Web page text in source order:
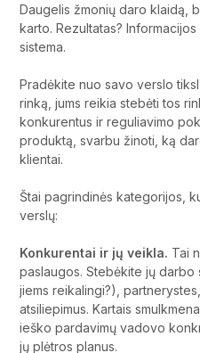
Daugelis žmonių daro klaidą,
karto. Rezultatas?
sistema.
Pradėkite nuo savo verslo
rinką, jums reikia stebėti tos
konkurentus ir reguliavimo
produktą, svarbu žinoti, ką
klientai.
Štai pagrindinės kategorijos,
verslų:
Konkurentai ir jų veikla. Tai
paslaugos. Stebėkite jų
jiems reikalingi?),
atsiliepimus. Kartais
ieško pardavimų vadovo
jų plėtros planus.